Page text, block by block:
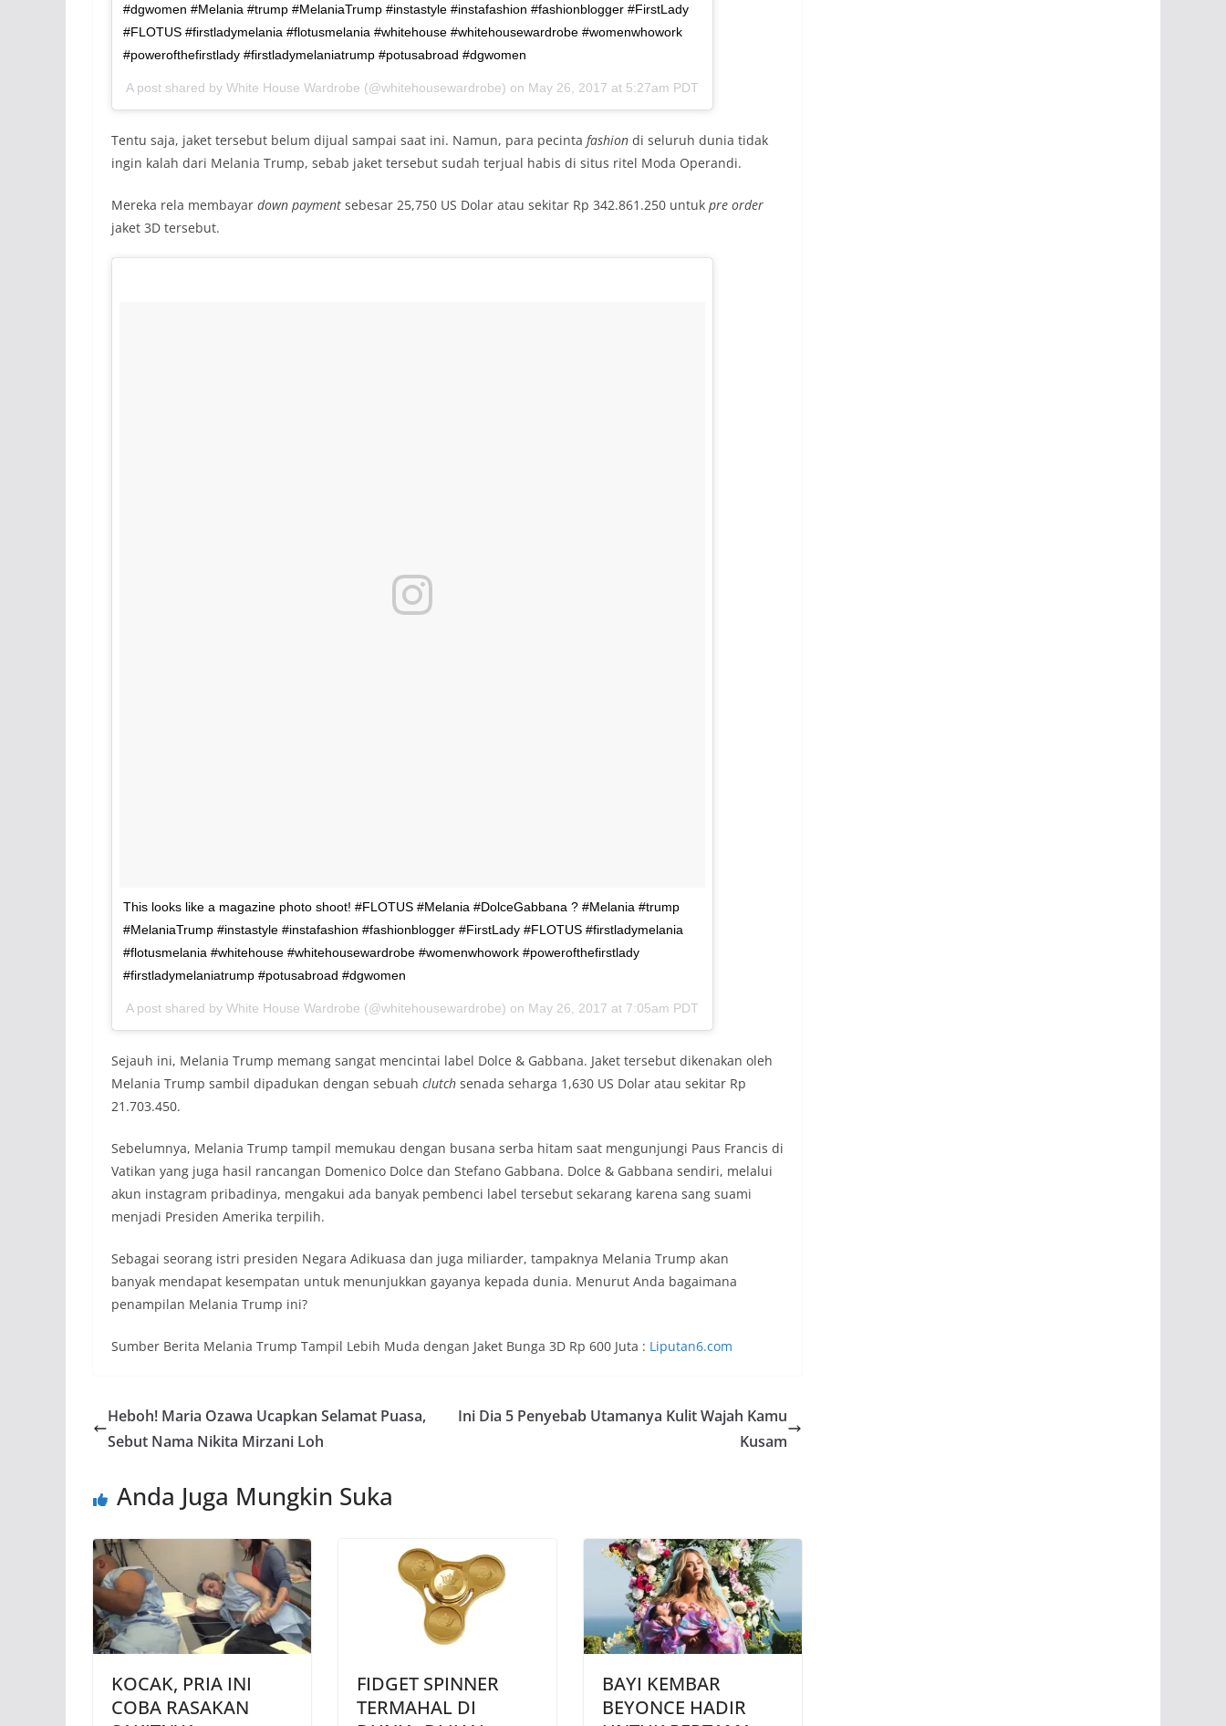
#dgwomen #Melania #trump #MelaniaTrump #instastyle #instafashion #fashionblogger #FirstLady
#FLOTUS #firstladymelania #flotusmelania #whitehouse #whitehousewardrobe #womenwhowork
#powerofthefirstlady #firstladymelaniatrump #potusabroad #dgwomen
A post shared by White House Wardrobe (@whitehousewardrobe) on May 26, 2017 at 5:27am PDT
Tentu saja, jaket tersebut belum dijual sampai saat ini. Namun, para pecinta fashion di seluruh dunia tidak
ingin kalah dari Melania Trump, sebab jaket tersebut sudah terjual habis di situs ritel Moda Operandi.
Mereka rela membayar down payment sebesar 25,750 US Dolar atau sekitar Rp 342.861.250 untuk pre order
jaket 3D tersebut.
This looks like a magazine photo shoot! #FLOTUS #Melania #DolceGabbana ? #Melania #trump
#MelaniaTrump #instastyle #instafashion #fashionblogger #FirstLady #FLOTUS #firstladymelania
#flotusmelania #whitehouse #whitehousewardrobe #womenwhowork #powerofthefirstlady
#firstladymelaniatrump #potusabroad #dgwomen
A post shared by White House Wardrobe (@whitehousewardrobe) on May 26, 2017 at 7:05am PDT
Sejauh ini, Melania Trump memang sangat mencintai label Dolce & Gabbana. Jaket tersebut dikenakan oleh
Melania Trump sambil dipadukan dengan sebuah clutch senada seharga 1,630 US Dolar atau sekitar Rp
21.703.450.
Sebelumnya, Melania Trump tampil memukau dengan busana serba hitam saat mengunjungi Paus Francis di
Vatikan yang juga hasil rancangan Domenico Dolce dan Stefano Gabbana. Dolce & Gabbana sendiri, melalui
akun instagram pribadinya, mengakui ada banyak pembenci label tersebut sekarang karena sang suami
menjadi Presiden Amerika terpilih.
Sebagai seorang istri presiden Negara Adikuasa dan juga miliarder, tampaknya Melania Trump akan
banyak mendapat kesempatan untuk menunjukkan gayanya kepada dunia. Menurut Anda bagaimana
penampilan Melania Trump ini?
Sumber Berita Melania Trump Tampil Lebih Muda dengan Jaket Bunga 3D Rp 600 Juta : Liputan6.com
Heboh! Maria Ozawa Ucapkan Selamat Puasa,
Sebut Nama Nikita Mirzani Loh
Ini Dia 5 Penyebab Utamanya Kulit Wajah Kamu
Kusam
Anda Juga Mungkin Suka
KOCAK, PRIA INI
COBA RASAKAN
FIDGET SPINNER
TERMAHAL DI
BAYI KEMBAR
BEYONCE HADIR